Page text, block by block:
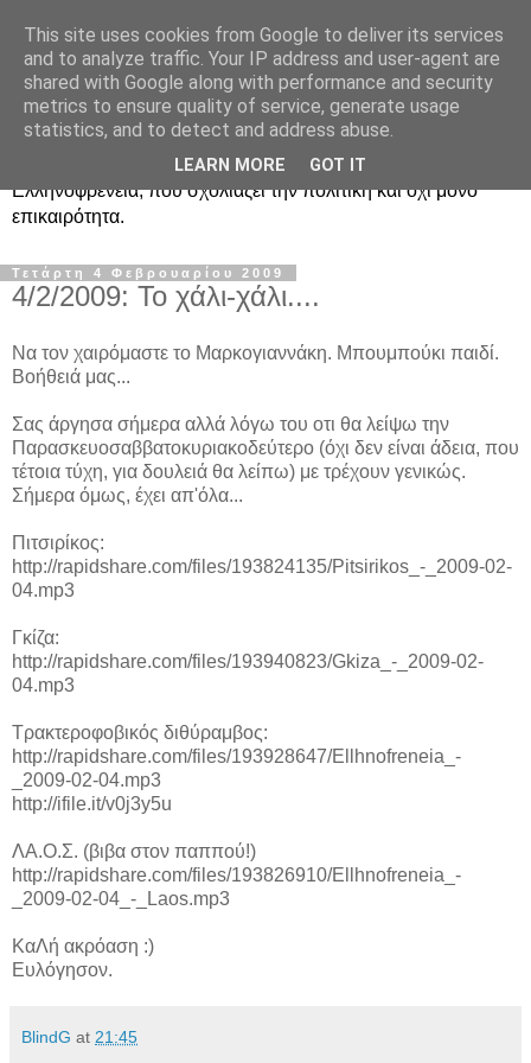
Ραδιοφωνική
Ελληνοφρένεια Unofficial
Η γνωστή ραδιοφωνική εκπομπή κατά κόσμον
Ελληνοφρένεια, που σχολιάζει την πολιτική και όχι μόνο
επικαιρότητα.
Τετάρτη 4 Φεβρουαρίου 2009
4/2/2009: Το χάλι-χάλι....
Να τον χαιρόμαστε το Μαρκογιαννάκη. Μπουμπούκι παιδί.
Βοήθειά μας...
Σας άργησα σήμερα αλλά λόγω του οτι θα λείψω την
Παρασκευοσαββατοκυριακοδεύτερο (όχι δεν είναι άδεια, που
τέτοια τύχη, για δουλειά θα λείπω) με τρέχουν γενικώς.
Σήμερα όμως, έχει απ'όλα...
Πιτσιρίκος:
http://rapidshare.com/files/193824135/Pitsirikos_-_2009-02-
04.mp3
Γκίζα:
http://rapidshare.com/files/193940823/Gkiza_-_2009-02-
04.mp3
Τρακτεροφοβικός διθύραμβος:
http://rapidshare.com/files/193928647/Ellhnofreneia_-
_2009-02-04.mp3
http://ifile.it/v0j3y5u
ΛΑ.Ο.Σ. (βιβα στον παππού!)
http://rapidshare.com/files/193826910/Ellhnofreneia_-
_2009-02-04_-_Laos.mp3
ΚαΛή ακρόαση :)
Ευλόγησον.
BlindG at 21:45
This site uses cookies from Google to deliver its services
and to analyze traffic. Your IP address and user-agent are
shared with Google along with performance and security
metrics to ensure quality of service, generate usage
statistics, and to detect and address abuse.
LEARN MORE GOT IT